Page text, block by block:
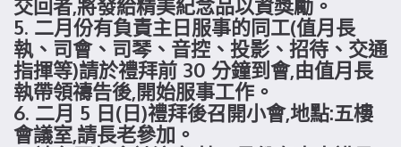
交回者,將發給精美紀念品以資獎勵。
5. 二月份有負責主日服事的同工(值月長
執、司會、司琴、音控、投影、招待、交通
指揮等)請於禮拜前 30 分鐘到會,由值月長
執帶領禱告後,開始服事工作。
6. 二月 5 日(日)禮拜後召開小會,地點:五樓
會議室,請長老參加。